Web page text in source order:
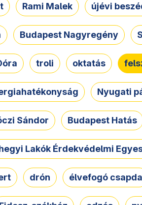
Rami Malek újévi
Budapest Nagyregény
troli oktatás
Nyugati
Sándor Budapest Hatás
Lakók Érdekvédelmi
drón élvefogó csapda